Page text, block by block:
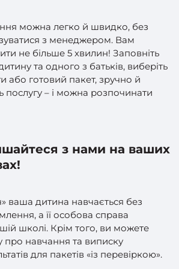
можна легко й швидко, без
з менеджером. Вам
не більше 5 хвилин! Заповніть
та одного з батьків, виберіть
або готовий пакет, зручно й
послугу – і можна розпочинати
з нами на ваших
ваша дитина навчається без
а її особова справа
школі. Крім того, ви можете
про навчання та виписку
для пакетів «із перевіркою».